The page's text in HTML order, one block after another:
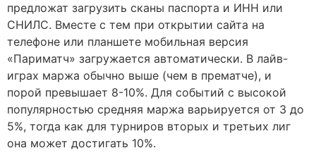
предложат загрузить сканы паспорта и ИНН или
СНИЛС. Вместе с тем при открытии сайта на
телефоне или планшете мобильная версия
«Париматч» загружается автоматически. В лайв-
играх маржа обычно выше (чем в прематче), и
порой превышает 8-10%. Для событий с высокой
популярностью средняя маржа варьируется от 3 до
5%, тогда как для турниров вторых и третьих лиг
она может достигать 10%.